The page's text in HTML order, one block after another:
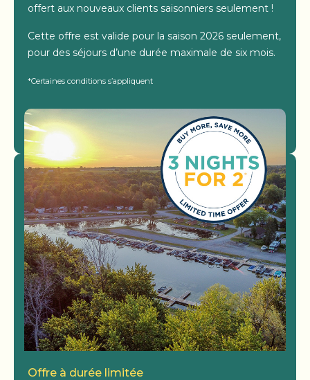
offert aux nouveaux clients saisonniers seulement !
Cette offre est valide pour la saison 2026 seulement,
pour des séjours d’une durée maximale de six mois.
*Certaines conditions s’appliquent
Voir Les Campings
Offre à durée limitée